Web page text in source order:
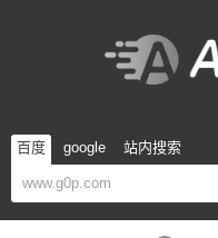
百度 google 站内搜索